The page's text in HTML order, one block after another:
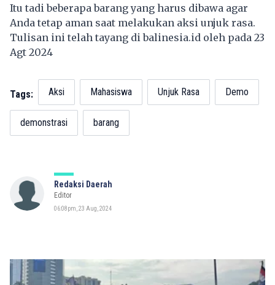
Itu tadi beberapa barang yang harus dibawa agar
Anda tetap aman saat melakukan aksi unjuk rasa.
Tulisan ini telah tayang dibalinesia.id oleh pada 23
Agt 2024
Tags: Aksi Mahasiswa Unjuk Rasa Demo
demonstrasi barang
Redaksi Daerah
Editor
06:08pm, 23 Aug, 2024